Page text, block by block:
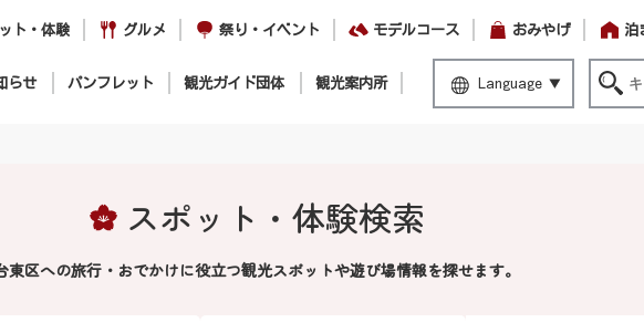
ト・体験 グルメ 祭り・イベント モデルコース おみやげ 泊
らせ パンフレット 観光ガイド団体 観光案内所 Language
スポット・体験検索
東区への旅行・おでかけに役立つ観光スポットや遊び場情報を探せます。